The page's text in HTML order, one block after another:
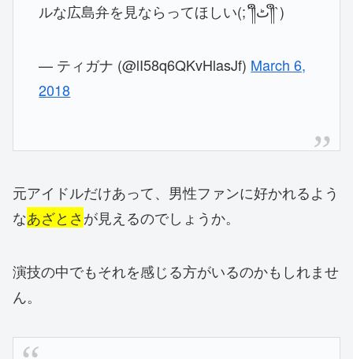
ルな広島弁を見ならってほしい(;´༎ຶٹ༎ຶ`)
— ティガナ (@lI58q6QKvHlasJf) March 6,
2018
元アイドルだけあって、男性ファンに好かれるよう
なあざとさが見えるのでしょうか。
演技の中でもそれを感じる方がいるのかもしれませ
ん。